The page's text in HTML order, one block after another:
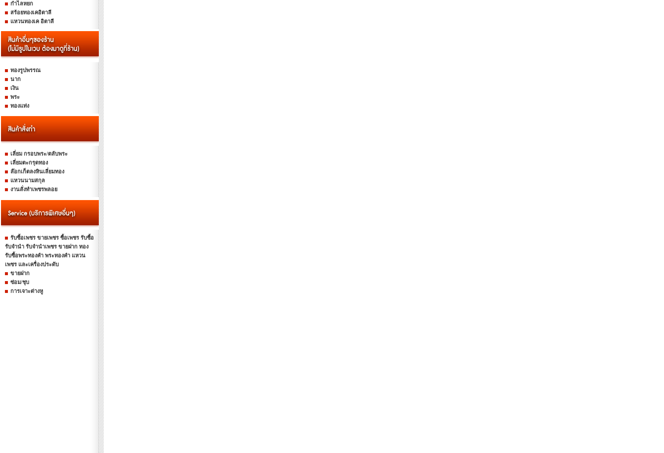
กำไลหยก
สร้อยทองเคอิตาลี
แหวนทองเค อิตาลี
ทองรูปพรรณ
นาก
เงิน
พระ
ทองแท่ง
เลี่ยม กรอบพระ/ตลับพระ
เลี่ยมตะกรุดทอง
ล๊อกเก็ตลงหินเลี่ยมทอง
แหวนนามสกุล
งานสั่งทำเพชรพลอย
รับซื้อเพชร ขายเพชร ซื้อเพชร รับซื้อ
รับจำนำ รับจำนำเพชร ขายฝาก ทอง
รับซื้อพระทองคำ พระทองคำ แหวน
เพชร และเครื่องประดับ
ขายฝาก
ซ่อม/ชุบ
การเจาะต่างหู